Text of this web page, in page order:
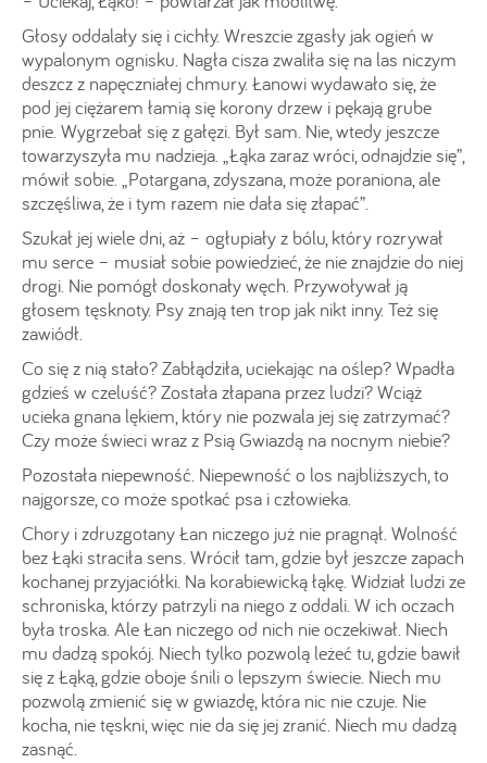
Głosy oddalały się i cichły. Wreszcie zgasły jak ogień w
wypalonym ognisku. Nagła cisza zwaliła się na las niczym
deszcz z napęczniałej chmury. Łanowi wydawało się, że
pod jej ciężarem łamią się korony drzew i pękają grube
pnie. Wygrzebał się z gałęzi. Był sam. Nie, wtedy jeszcze
towarzyszyła mu nadzieja. „Łąka zaraz wróci, odnajdzie się”,
mówił sobie. „Potargana, zdyszana, może poraniona, ale
szczęśliwa, że i tym razem nie dała się złapać”.
Szukał jej wiele dni, aż – ogłupiały z bólu, który rozrywał
mu serce – musiał sobie powiedzieć, że nie znajdzie do niej
drogi. Nie pomógł doskonały węch. Przywoływał ją
głosem tęsknoty. Psy znają ten trop jak nikt inny. Też się
zawiódł.
Co się z nią stało? Zabłądziła, uciekając na oślep? Wpadła
gdzieś w czeluść? Została złapana przez ludzi? Wciąż
ucieka gnana lękiem, który nie pozwala jej się zatrzymać?
Czy może świeci wraz z Psią Gwiazdą na nocnym niebie?
Pozostała niepewność. Niepewność o los najbliższych, to
najgorsze, co może spotkać psa i człowieka.
Chory i zdruzgotany Łan niczego już nie pragnął. Wolność
bez Łąki straciła sens. Wrócił tam, gdzie był jeszcze zapach
kochanej przyjaciółki. Na korabiewicką łąkę. Widział ludzi ze
schroniska, którzy patrzyli na niego z oddali. W ich oczach
była troska. Ale Łan niczego od nich nie oczekiwał. Niech
mu dadzą spokój. Niech tylko pozwolą leżeć tu, gdzie bawił
się z Łąką, gdzie oboje śnili o lepszym świecie. Niech mu
pozwolą zmienić się w gwiazdę, która nic nie czuje. Nie
kocha, nie tęskni, więc nie da się jej zranić. Niech mu dadzą
zasnąć.